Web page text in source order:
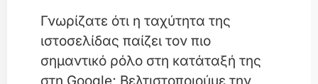
Γνωρίζατε ότι η ταχύτητα της
ιστοσελίδας παίζει τον πιο
σημαντικό ρόλο στη κατάταξή της
στη Google; Βελτιστοποιούμε την